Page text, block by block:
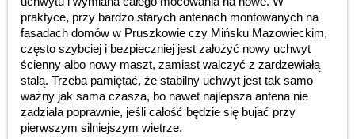
praktyce, przy bardzo starych antenach montowanych na
fasadach domów w Pruszkowie czy Mińsku Mazowieckim,
często szybciej i bezpieczniej jest założyć nowy uchwyt
ścienny albo nowy maszt, zamiast walczyć z zardzewiałą
stalą. Trzeba pamiętać, że stabilny uchwyt jest tak samo
ważny jak sama czasza, bo nawet najlepsza antena nie
zadziała poprawnie, jeśli całość będzie się bujać przy
pierwszym silniejszym wietrze.